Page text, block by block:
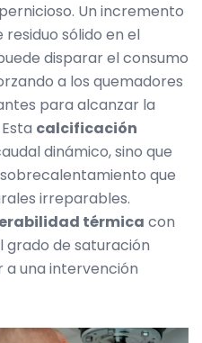
Un incremento
sólido en el
disparar el consumo
a los quemadores
para alcanzar la
calcificación
dinámico, sino que
que
irreparables.
térmica con
grado de saturación
una intervención